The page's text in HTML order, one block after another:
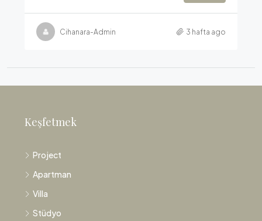
Cihanara-Admin 3 hafta ago
Keşfetmek
Project
Apartman
Villa
Stüdyo